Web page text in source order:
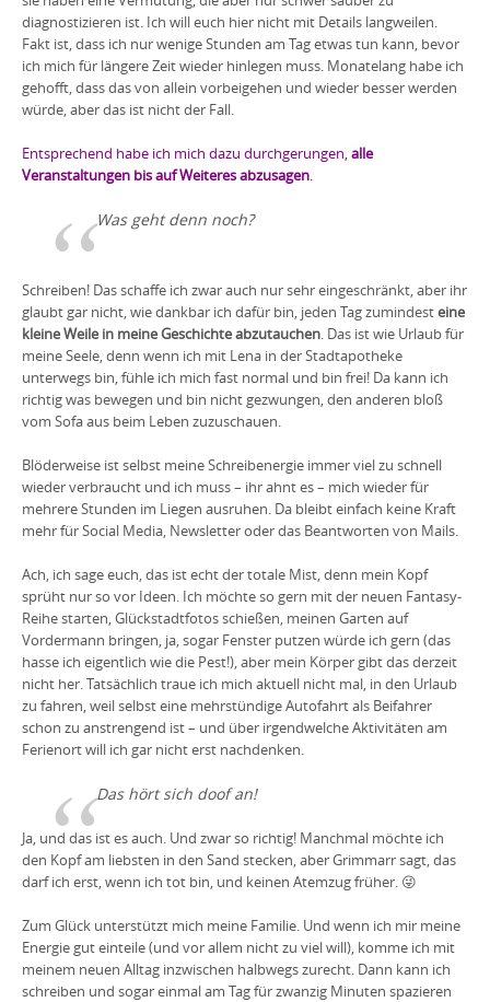
diagnostizieren ist. Ich will euch hier nicht mit Details langweilen.
Fakt ist, dass ich nur wenige Stunden am Tag etwas tun kann, bevor
ich mich für längere Zeit wieder hinlegen muss. Monatelang habe ich
gehofft, dass das von allein vorbeigehen und wieder besser werden
würde, aber das ist nicht der Fall.
Entsprechend habe ich mich dazu durchgerungen,alle
Veranstaltungen bis auf Weiteres abzusagen.
Was geht denn noch?
Schreiben! Das schaffe ich zwar auch nur sehr eingeschränkt, aber ihr
glaubt gar nicht, wie dankbar ich dafür bin, jeden Tag zumindesteine
kleine Weile in meine Geschichte abzutauchen. Das ist wie Urlaub für
meine Seele, denn wenn ich mit Lena in der Stadtapotheke
unterwegs bin, fühle ich mich fast normal und bin frei! Da kann ich
richtig was bewegen und bin nicht gezwungen, den anderen bloß
vom Sofa aus beim Leben zuzuschauen.
Blöderweise ist selbst meine Schreibenergie immer viel zu schnell
wieder verbraucht und ich muss – ihr ahnt es – mich wieder für
mehrere Stunden im Liegen ausruhen. Da bleibt einfach keine Kraft
mehr für Social Media, Newsletter oder das Beantworten von Mails.
Ach, ich sage euch, das ist echt der totale Mist, denn mein Kopf
sprüht nur so vor Ideen. Ich möchte so gern mit der neuen Fantasy-
Reihe starten, Glückstadtfotos schießen, meinen Garten auf
Vordermann bringen, ja, sogar Fenster putzen würde ich gern (das
hasse ich eigentlich wie die Pest!), aber mein Körper gibt das derzeit
nicht her. Tatsächlich traue ich mich aktuell nicht mal, in den Urlaub
zu fahren, weil selbst eine mehrstündige Autofahrt als Beifahrer
schon zu anstrengend ist – und über irgendwelche Aktivitäten am
Ferienort will ich gar nicht erst nachdenken.
Das hört sich doof an!
Ja, und das ist es auch. Und zwar so richtig! Manchmal möchte ich
den Kopf am liebsten in den Sand stecken, aber Grimmarr sagt, das
darf ich erst, wenn ich tot bin, und keinen Atemzug früher. 😜
Zum Glück unterstützt mich meine Familie. Und wenn ich mir meine
Energie gut einteile (und vor allem nicht zu viel will), komme ich mit
meinem neuen Alltag inzwischen halbwegs zurecht. Dann kann ich
schreiben und sogar einmal am Tag für zwanzig Minuten spazieren